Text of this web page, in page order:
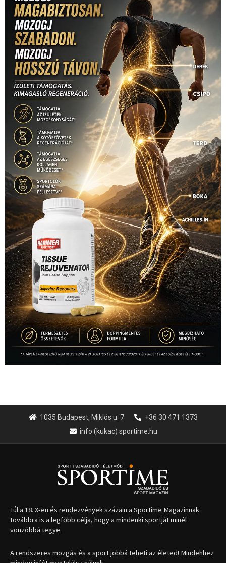
1035 Budapest, Miklós u. 7.
+36 30 471 1373
info (kukac) sportime.hu
Túl a 18. X-en és rendezvények százain a Sportime Magazinnak
továbbra is a legfőbb célja, hogy a mindenki sportját minél
vonzóbbá tegye.
A rendszeres mozgás és a sport jobbá teheti az életed! Mindehhez